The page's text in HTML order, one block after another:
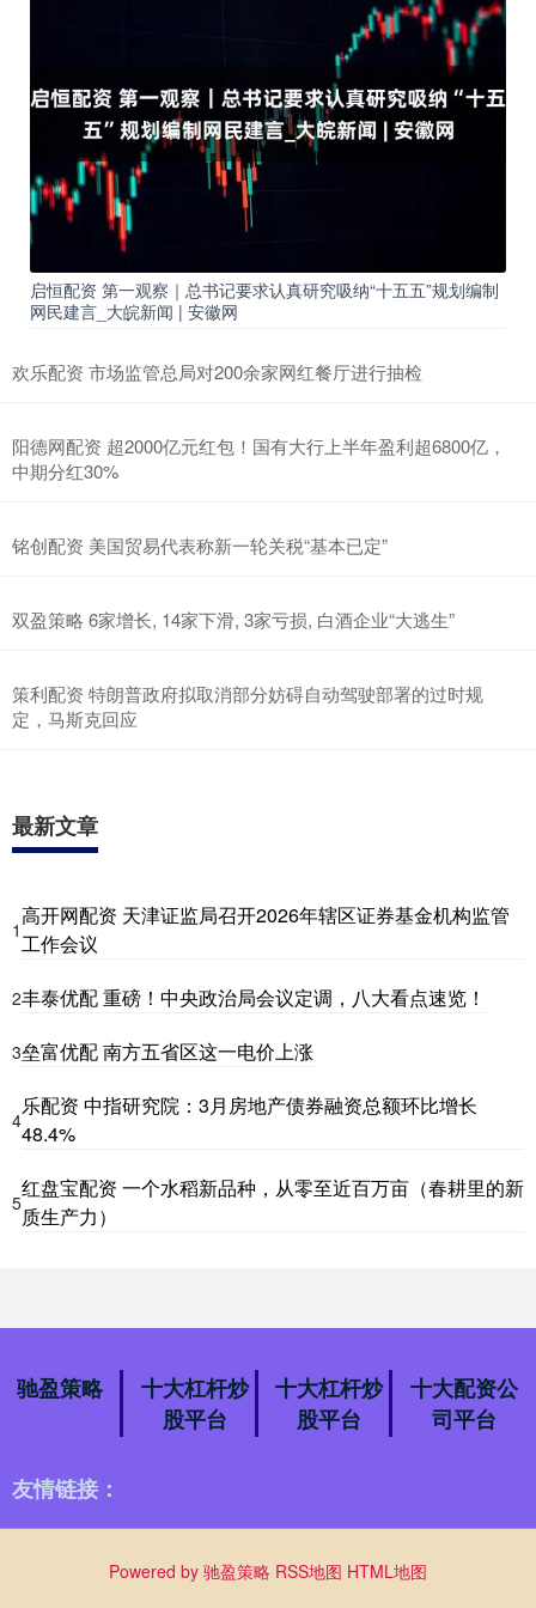
启恒配资 第一观察｜总书记要求认真研究吸纳“十五五”规划编制
网民建言_大皖新闻 | 安徽网
欢乐配资 市场监管总局对200余家网红餐厅进行抽检
阳德网配资 超2000亿元红包！国有大行上半年盈利超6800亿，
中期分红30%
铭创配资 美国贸易代表称新一轮关税“基本已定”
双盈策略 6家增长, 14家下滑, 3家亏损, 白酒企业“大逃生”
策利配资 特朗普政府拟取消部分妨碍自动驾驶部署的过时规
定，马斯克回应
最新文章
1
高开网配资 天津证监局召开2026年辖区证券基金机构监管
工作会议
2丰泰优配 重磅！中央政治局会议定调，八大看点速览！
3垒富优配 南方五省区这一电价上涨
4
乐配资 中指研究院：3月房地产债券融资总额环比增长
48.4%
5
红盘宝配资 一个水稻新品种，从零至近百万亩（春耕里的新
质生产力）
驰盈策略
十大杠杆炒
股平台
十大杠杆炒
股平台
十大配资公
司平台
友情链接：
Powered by 驰盈策略 RSS地图 HTML地图